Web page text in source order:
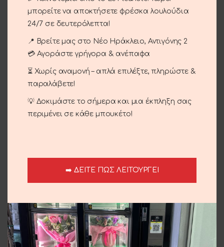
Κωδικός προϊόντος:01-06
Κατηγορίες: Γενέθλια - Γιορτή , Γέννηση , Μπουκέτα
Περιστάσεις
Τριαντάφυλλα
Brand: Le Fleuriste
Share:
Περιγραφή
Αποστολή και παράδοση
Σχετικά προϊόντα
μπορείτε να αποκτήσετε φρέσκα λουλούδια
24/7 σε δευτερόλεπτα!
📍 Βρείτε μας στο Νέο Ηράκλειο, Αντιγόνης 2
💳 Αγοράστε γρήγορα & ανέπαφα
⏳ Χωρίς αναμονή – απλά επιλέξτε, πληρώστε &
παραλάβετε!
💡 Δοκιμάστε το σήμερα και μια έκπληξη σας
περιμένει σε κάθε μπουκέτο!
➡️ ΔΕΙΤΕ ΠΩΣ ΛΕΙΤΟΥΡΓΕΙ